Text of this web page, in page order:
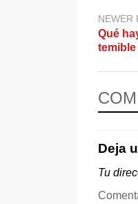
NEWER
Qué
temible
Deja
Tu